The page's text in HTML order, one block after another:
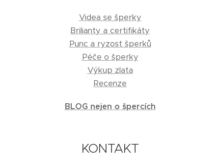
Videa se šperky
Brilianty a certifikáty
Punc a ryzost šperků
Péče o šperky
Výkup zlata
Recenze
BLOG nejen o špercích
KONTAKT